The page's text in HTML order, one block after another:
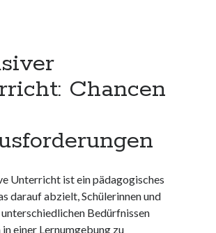
Chancen
Unterricht ist ein pädagogisches
darauf abzielt, Schülerinnen und
Bedürfnissen
einer Lernumgebung zu